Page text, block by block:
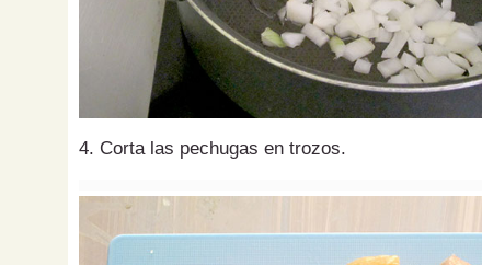
4. Corta las pechugas en trozos.